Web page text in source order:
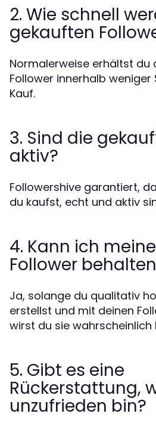
2. Wie schnell
gekauften
Normalerweise erhältst du
Follower innerhalb
Kauf.
3. Sind die
aktiv?
Followershive garantiert,
du kaufst, echt und aktiv
4. Kann ich
Follower
Ja, solange du qualitativ
erstellst und mit deinen
wirst du sie wahrscheinlich
5. Gibt es eine
Rückerstattung,
unzufrieden bin?